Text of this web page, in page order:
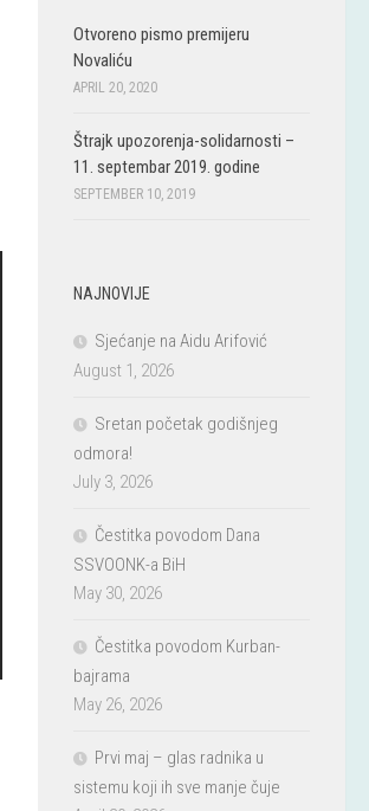
Otvoreno pismo premijeru
Novaliću
APRIL 20, 2020
Štrajk upozorenja-solidarnosti –
11. septembar 2019. godine
SEPTEMBER 10, 2019
NAJNOVIJE
Sjećanje na Aidu Arifović
August 1, 2026
Sretan početak godišnjeg
odmora!
July 3, 2026
Čestitka povodom Dana
SSVOONK-a BiH
May 30, 2026
Čestitka povodom Kurban-
bajrama
May 26, 2026
Prvi maj – glas radnika u
sistemu koji ih sve manje čuje